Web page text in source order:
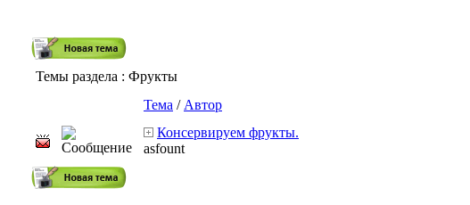
Темы раздела : Фрукты
Тема / Автор
Консервируем фрукты.
asfount